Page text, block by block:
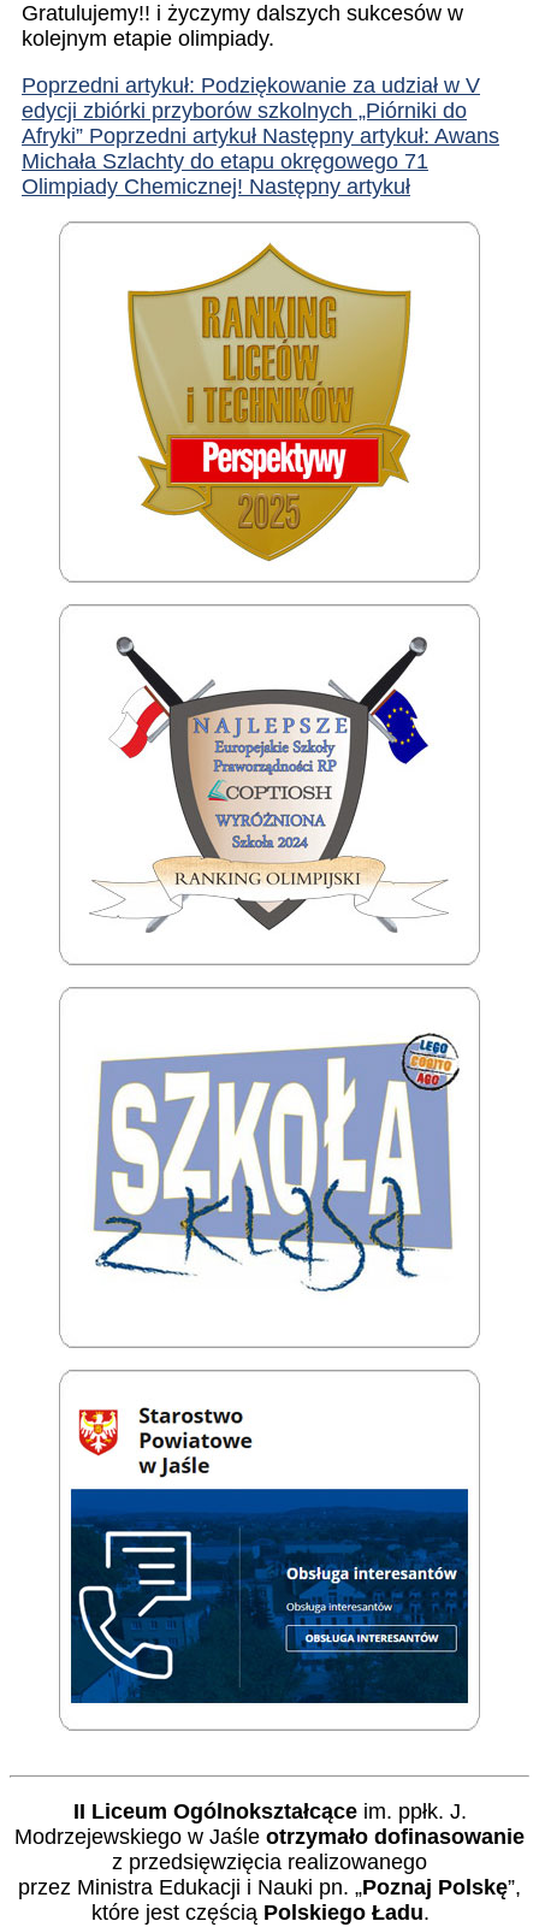
Gratulujemy!! i życzymy dalszych sukcesów w
kolejnym etapie olimpiady.
Poprzedni artykuł: Podziękowanie za udział w V
edycji zbiórki przyborów szkolnych „Piórniki do
Afryki” Poprzedni artykuł Następny artykuł: Awans
Michała Szlachty do etapu okręgowego 71
Olimpiady Chemicznej! Następny artykuł
II Liceum Ogólnokształcąceim. ppłk. J.
Modrzejewskiego w Jaśle otrzymało dofinasowanie
z przedsięwzięcia realizowanego
przez Ministra Edukacji i Nauki pn. „Poznaj Polskę”,
które jest częścią Polskiego Ładu.